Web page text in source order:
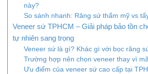
này?
So sánh nhanh: Răng sứ thẩm mỹ vs
Veneer sứ TPHCM – Giải pháp bảo tồn
tự nhiên sang trọng
Veneer sứ là gì? Khác gì với bọc răng
Trường hợp nên chọn veneer thay vì
Ưu điểm của veneer sứ cao cấp tại